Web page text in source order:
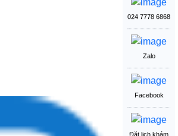
024 7778 6868
Zalo
Facebook
Đặt lịch khám